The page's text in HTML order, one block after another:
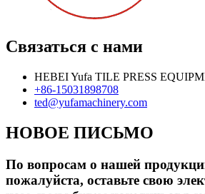
Связаться с нами
HEBEI Yufa TILE PRESS
+86-15031898708
ted@yufamachinery.com
НОВОЕ ПИСЬМО
По вопросам о нашей
пожалуйста, оставьте свою